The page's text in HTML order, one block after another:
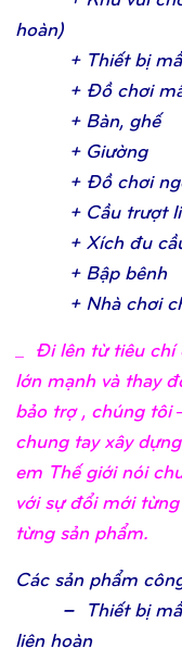
hoàn)
+ Thiết bịmầ
+ Đồchơi
+ Bàn, ghế
+ Giường
+ Đồchơi
+ Cầu trượt
+ Xích đu cầ
+ Bập bênh
+ Nhà chơi
Đi lên từ tiêu chí
lớn mạnh và thay
bảo trợ , chúng tôi
chung tay xây
em Thế giới nói
với sự đổi mới
từng sản phẩm.
Các sản phẩm
– Thiết bịmầ
liên hoàn